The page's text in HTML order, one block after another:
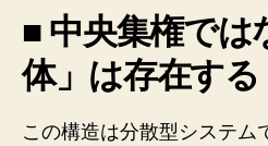
■ 中央集権では
体」は存在する
この構造は分散型システム